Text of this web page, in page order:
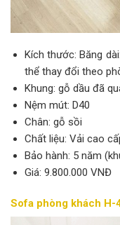
Kích thước: Băng
thể thay đổi theo
Khung: gỗ dầu đã
Nệm mút: D40
Chân: gỗ sồi
Chất liệu: Vải cao
Bảo hành: 5 năm
Giá: 9.800.000 VNĐ
Sofa phòng khách H-